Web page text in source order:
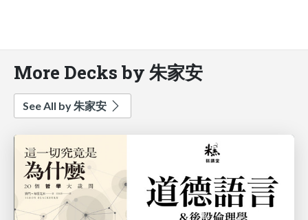
More Decks by 朱家安
See All by 朱家安